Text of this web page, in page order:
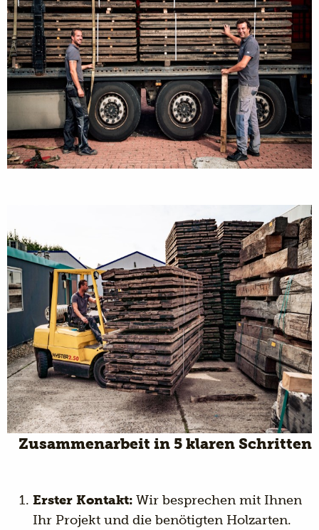
Zusammenarbeit in 5 klaren Schritten
Erster Kontakt: Wir besprechen mit Ihnen
Ihr Projekt und die benötigten Holzarten.